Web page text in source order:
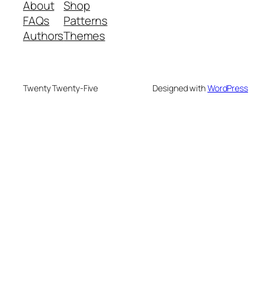
About
FAQs
Authors
Shop
Patterns
Themes
Twenty Twenty-Five Designed withWordPress